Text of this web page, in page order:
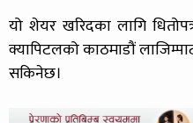
यो शेयर खरिदका लागि
क्यापिटलको काठमाडौं
सकिनेछ।